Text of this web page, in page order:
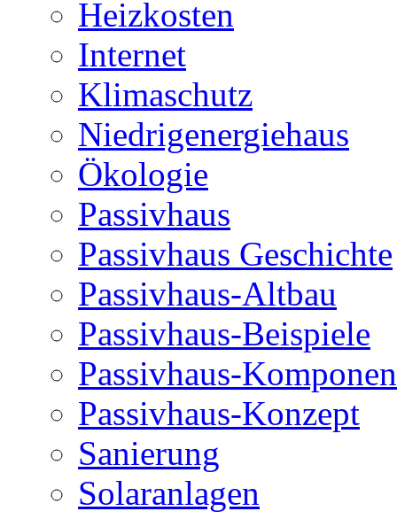
Heizkosten
Internet
Klimaschutz
Niedrigenergiehaus
Ökologie
Passivhaus
Passivhaus Geschichte
Passivhaus-Altbau
Passivhaus-Beispiele
Passivhaus-
Passivhaus-Konzept
Sanierung
Solaranlagen